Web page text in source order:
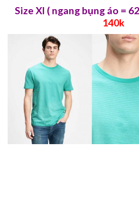
Size Xl ( ngang bụng áo =
140k